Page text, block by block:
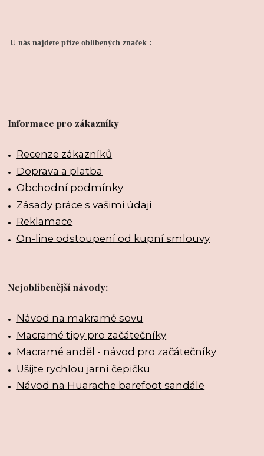
U nás najdete příze oblíbených značek :
Informace pro zákazníky
Recenze zákazníků
Doprava a platba
Obchodní podmínky
Zásady práce s vašimi údaji
Reklamace
On-line odstoupení od kupní smlouvy
Nejoblíbenější návody:
Návod na makramé sovu
Macramé tipy pro začátečníky
Macramé anděl - návod pro začátečníky
Ušijte rychlou jarní čepičku
Návod na Huarache barefoot sandále